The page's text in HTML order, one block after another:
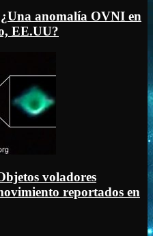
anomalía OVNI en
EE.UU?
voladores
reportados en